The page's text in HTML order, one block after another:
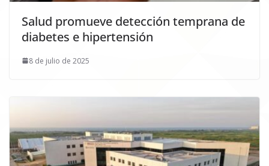
Salud promueve detección temprana de
diabetes e hipertensión
8 de julio de 2025